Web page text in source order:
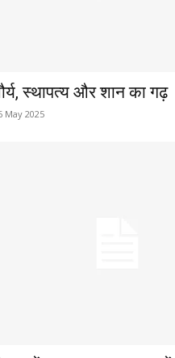
स्थापत्य और शान का गढ़
May 2025